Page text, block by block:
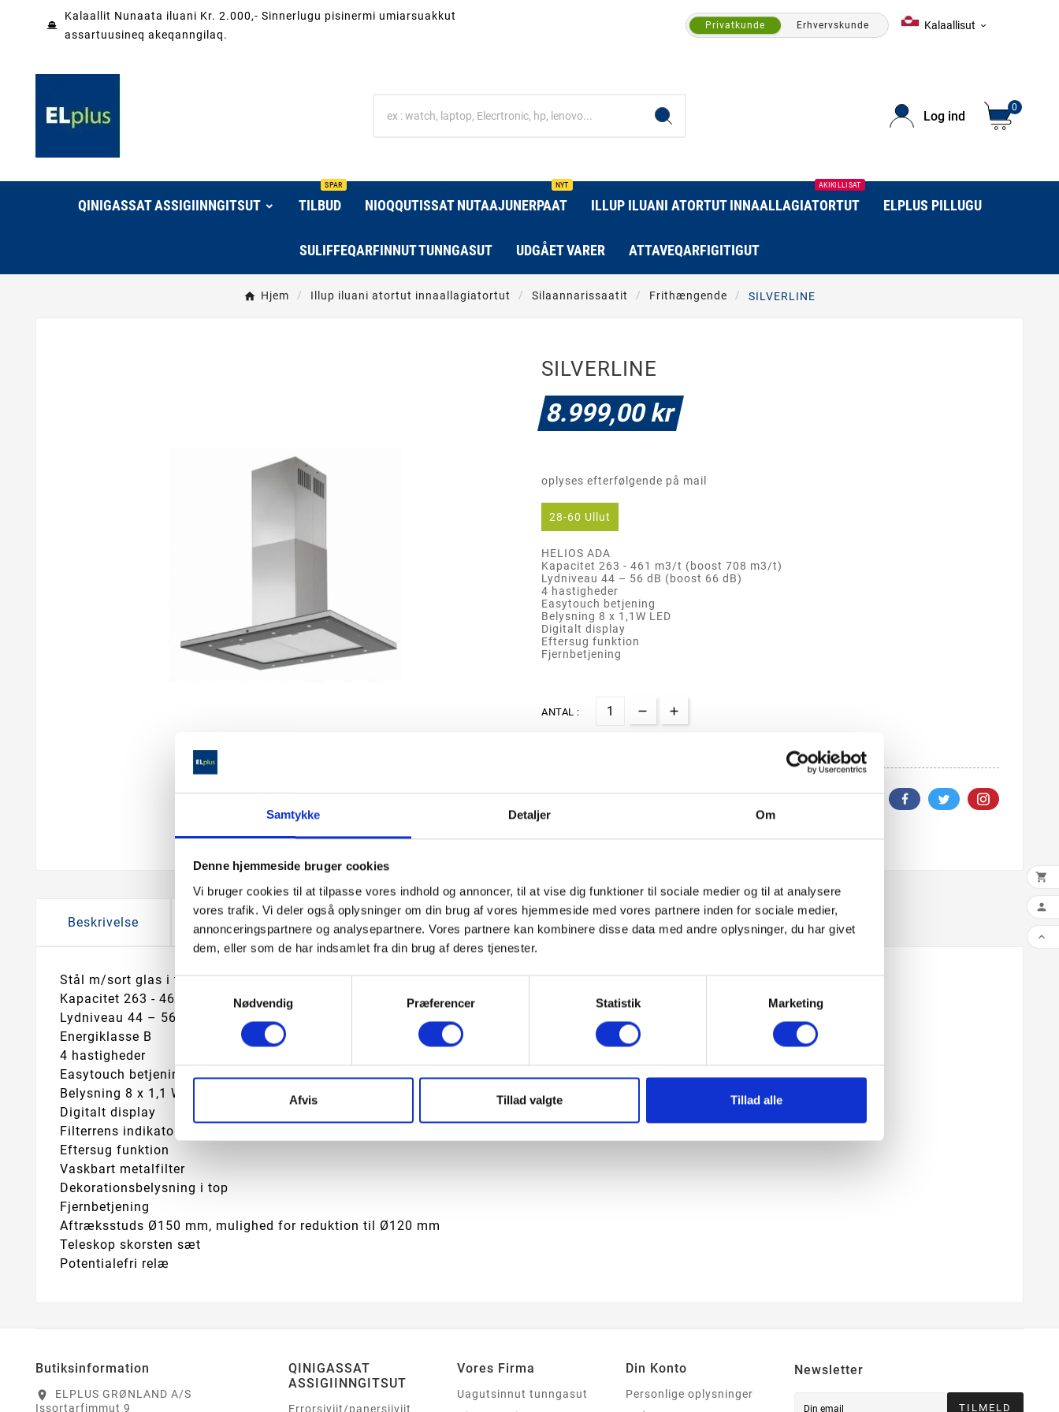
Samtykke Detaljer Om
Denne hjemmeside bruger cookies
Vi bruger cookies til at tilpasse vores indhold og annoncer, til at vise dig funktioner til sociale medier og til at analysere
vores trafik. Vi deler også oplysninger om din brug af vores hjemmeside med vores partnere inden for sociale medier,
annonceringspartnere og analysepartnere. Vores partnere kan kombinere disse data med andre oplysninger, du har givet
dem, eller som de har indsamlet fra din brug af deres tjenester.
Nødvendig
Præferencer Statistik Marketing
Afvis Tillad valgte Tillad alle
Kalaallit Nunaata iluani Kr. 2.000,- Sinnerlugu pisinermi umiarsuakkut
assartuusineq akeqanngilaq.
Privatkunde Erhvervskunde Kalaallisut 
Log ind
0
QINIGASSAT ASSIGIINNGITSUT TILBUD
SPAR
NIOQQUTISSAT NUTAAJUNERPAAT
NYT
ILLUP ILUANI ATORTUT INNAALLAGIATORTUT
AKIKILLISAT
ELPLUS PILLUGU
SULIFFEQARFINNUT TUNNGASUT UDGÅET VARER ATTAVEQARFIGITIGUT
Hjem Illup iluani atortut innaallagiatortut Silaannarissaatit Frithængende SILVERLINE
SILVERLINE
8.999,00 kr
oplyses efterfølgende på mail
28-60 Ullut
HELIOS ADA
Kapacitet 263 - 461 m3/t (boost 708 m3/t)
Lydniveau 44 – 56 dB (boost 66 dB)
4 hastigheder
Easytouch betjening
Belysning 8 x 1,1W LED
Digitalt display
Eftersug funktion
Fjernbetjening
ANTAL :
Beskrivelse Produkt information
Stål m/sort glas i top og bund
Kapacitet 263 - 461 m3/t (boost 708 m3/t)
Lydniveau 44 – 56 dB (boost 66 dB)
Energiklasse B
4 hastigheder
Easytouch betjening
Belysning 8 x 1,1 W Power LED
Digitalt display
Filterrens indikator
Eftersug funktion
Vaskbart metalfilter
Dekorationsbelysning i top
Fjernbetjening
Aftræksstuds Ø150 mm, mulighed for reduktion til Ø120 mm
Teleskop skorsten sæt
Potentialefri relæ
Butiksinformation
location_on
ELPLUS GRØNLAND A/S
Issortarfimmut 9
QINIGASSAT
ASSIGIINNGITSUT
Errorsiviit/panersiiviit
Vores Firma
Uagutsinnut tunngasut
Din Konto
Personlige oplysninger
Newsletter
TILMELD


